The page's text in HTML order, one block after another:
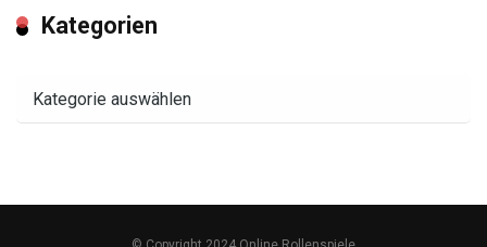
Kategorien